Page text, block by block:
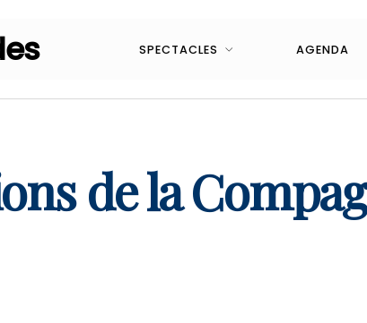
SPECTACLES AGENDA
de la